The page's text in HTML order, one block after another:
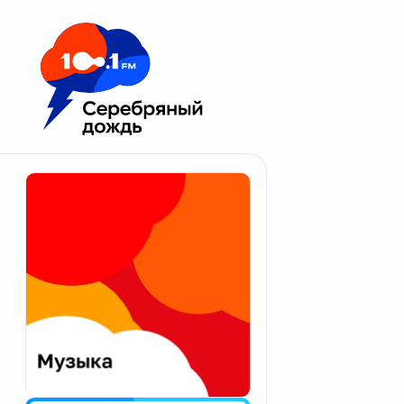
Москва 100.1 FM
Апатиты
Екатеринбург
Калининград
Калуга